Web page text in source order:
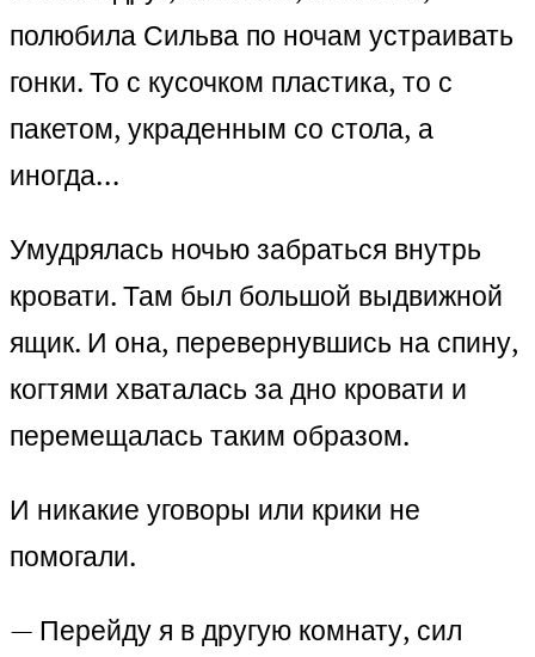
полюбила Сильва по ночам устраивать
гонки. То с кусочком пластика, то с
пакетом, украденным со стола, а
иногда…
Умудрялась ночью забраться внутрь
кровати. Там был большой выдвижной
ящик. И она, перевернувшись на спину,
когтями хваталась за дно кровати и
перемещалась таким образом.
И никакие уговоры или крики не
помогали.
— Перейду я в другую комнату, сил